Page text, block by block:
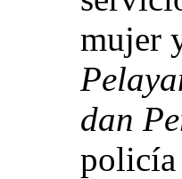
mujer
dan
policía